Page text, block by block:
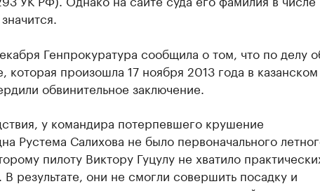
Генпрокуратура сообщила о том, что по делу
которая произошла 17 ноября 2013 года в казанском
обвинительное заключение.
у командира потерпевшего крушение
Рустема Салихова не было первоначального
пилоту Виктору Гуцулу не хватило
результате, они не смогли совершить посадку и